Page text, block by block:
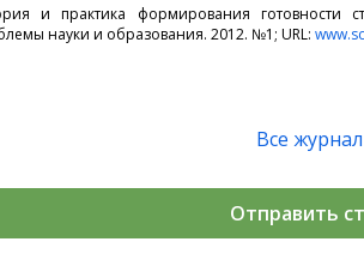
и практика формирования готовности
науки и образования. 2012. №1; URL:
Все
Отправить